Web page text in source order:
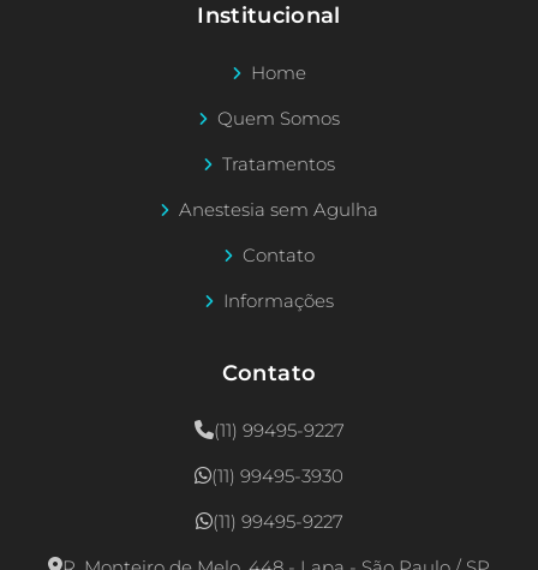
Institucional
Home
Quem Somos
Tratamentos
Anestesia sem Agulha
Contato
Informações
Contato
(11) 99495-9227
(11) 99495-3930
(11) 99495-9227